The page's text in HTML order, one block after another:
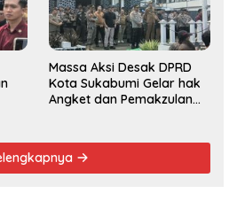
Massa Aksi Desak DPRD
Kota Sukabumi Gelar hak
Angket dan Pemakzulan